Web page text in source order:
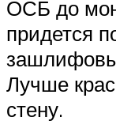
ОСБ до
придется
Лучше
стену.